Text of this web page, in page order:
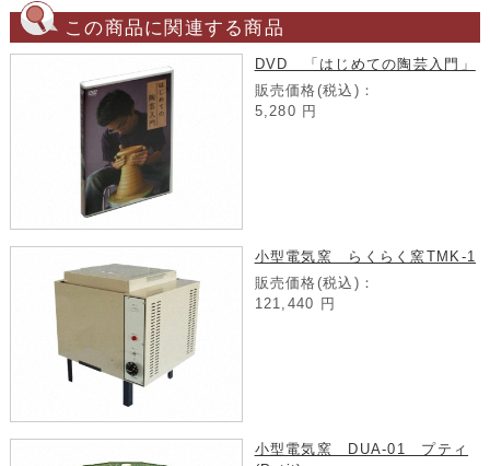
この商品に関連する商品
DVD 「はじめての陶芸入門」
販売価格(税込)：
5,280 円
小型電気窯 らくらく窯TMK-1
販売価格(税込)：
121,440 円
小型電気窯 DUA-01 プティ